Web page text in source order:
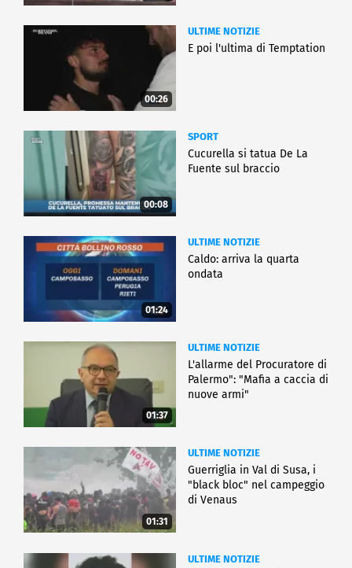
00:26
ULTIME NOTIZIE
E poi l'ultima di Temptation
00:08
SPORT
Cucurella si tatua De La
Fuente sul braccio
01:24
ULTIME NOTIZIE
Caldo: arriva la quarta
ondata
01:37
ULTIME NOTIZIE
L'allarme del Procuratore di
Palermo": "Mafia a caccia di
nuove armi"
01:31
ULTIME NOTIZIE
Guerriglia in Val di Susa, i
"black bloc" nel campeggio
di Venaus
ULTIME NOTIZIE